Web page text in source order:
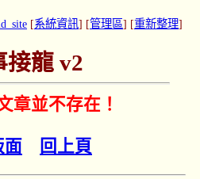
[系統資訊] [管理區] [重新整理]
接龍 v2
章並不存在！
面 回上頁